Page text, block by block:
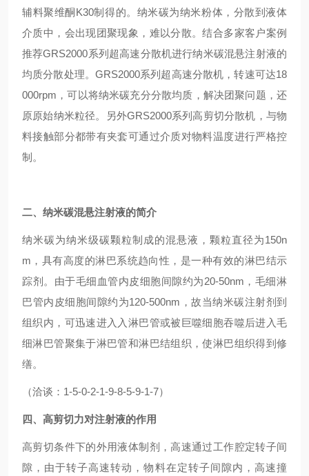
辅料聚维酮K30制得的。纳米碳为纳米粉体，分散到液体
介质中，会出现团聚现象，难以分散。结合多家客户案例
推荐GRS2000系列超高速分散机进行纳米碳混悬注射液的
均质分散处理。GRS2000系列超高速分散机 ，转速可达18
000rpm，可以将纳米碳充分分散均质，解决团聚问题，还
原原始纳米粒径。另外GRS2000系列高剪切分散机 ，与物
料接触部分都带有夹套可通过介质对物料温度进行严格控
制。
二、纳米碳混悬注射液的简介
纳米碳为纳米级碳颗粒制成的混悬液，颗粒直径为150n
m，具有高度的淋巴系统趋向性，是一种有效的淋巴结示
踪剂。由于毛细血管内皮细胞间隙约为20-50nm，毛细淋
巴管内皮细胞间隙约为120-500nm，故当纳米碳注射剂到
组织内，可迅速进入入淋巴管或被巨噬细胞吞噬后进入毛
细淋巴管聚集于淋巴管和淋巴结组织，使淋巴组织得到修
缮。
（洽谈：1-5-0-2-1-9-8-5-9-1-7）
四、高剪切力对注射液的作用
高剪切条件下的外用液体制剂，高速通过工作腔定转子间
隙，由于转子高速转动，物料在定转子间隙内，高速撞